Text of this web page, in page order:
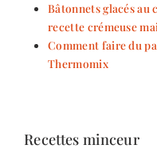
Bâtonnets glacés au
recette crémeuse
Comment faire du
Thermomix
Recettes minceur